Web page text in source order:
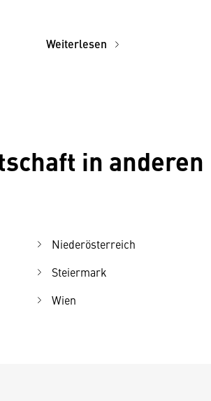
Weiterlesen
in anderen
Niederösterreich
Steiermark
Wien